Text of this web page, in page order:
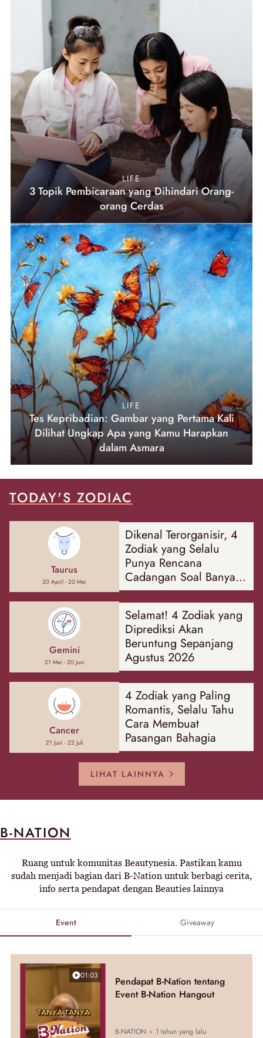
LIFE
3 Topik Pembicaraan yang Dihindari Orang-
orang Cerdas
LIFE
Tes Kepribadian: Gambar yang Pertama Kali
Dilihat Ungkap Apa yang Kamu Harapkan
dalam Asmara
TODAY'S ZODIAC
Taurus
20 April - 20 Mei
Dikenal Terorganisir, 4
Zodiak yang Selalu
Punya Rencana
Cadangan Soal Banyak
Hal
Gemini
21 Mei - 20 Juni
Selamat! 4 Zodiak yang
Diprediksi Akan
Beruntung Sepanjang
Agustus 2026
Cancer
21 Juni - 22 Juli
4 Zodiak yang Paling
Romantis, Selalu Tahu
Cara Membuat
Pasangan Bahagia
LIHAT LAINNYA
B-NATION
Ruang untuk komunitas Beautynesia. Pastikan kamu
sudah menjadi bagian dari B-Nation untuk berbagi cerita,
info serta pendapat dengan Beauties lainnya
Event Giveaway
01:03
Pendapat B-Nation tentang
Event B-Nation Hangout
B-NATION 1 tahun yang lalu